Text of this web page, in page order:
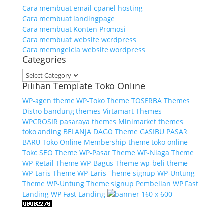
Cara membuat email cpanel hosting
Cara membuat landingpage
Cara membuat Konten Promosi
Cara membuat website wordpress
Cara memngelola website wordpress
Categories
Categories
Pilihan Template Toko Online
WP-agen theme WP-Toko Theme TOSERBA Themes
Distro bandung themes Virtamart Themes
WPGROSIR pasaraya themes Minimarket themes
tokolanding BELANJA DAGO Theme GASIBU PASAR
BARU Toko Online Membership theme toko online
Toko SEO Theme WP-Pasar Theme WP-Niaga Theme
WP-Retail Theme WP-Bagus Theme wp-beli theme
WP-Laris Theme WP-Laris Theme signup WP-Untung
Theme WP-Untung Theme signup Pembelian WP Fast
Landing WP Fast Landing